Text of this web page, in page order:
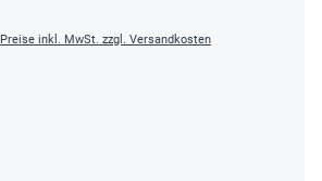
Preise inkl. MwSt. zzgl. Versandkosten